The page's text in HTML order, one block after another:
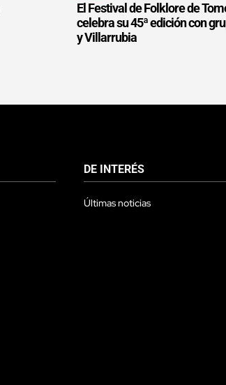
El Festival de Folklore de
celebra su 45ª edición con
y Villarrubia
DE INTERÉS
Últimas noticias